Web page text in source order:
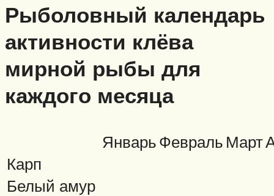
Рыболовный календарь
активности клёва
мирной рыбы для
каждого месяца
ЯнварьФевраль Март
Карп
Белый амур